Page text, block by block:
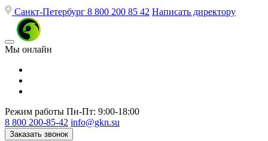
Санкт-Петербург 8 800 200 85 42 Написать директору
Мы онлайн
Режим работы Пн-Пт: 9:00-18:00
8 800 200-85-42 info@gkn.su
Заказать звонок